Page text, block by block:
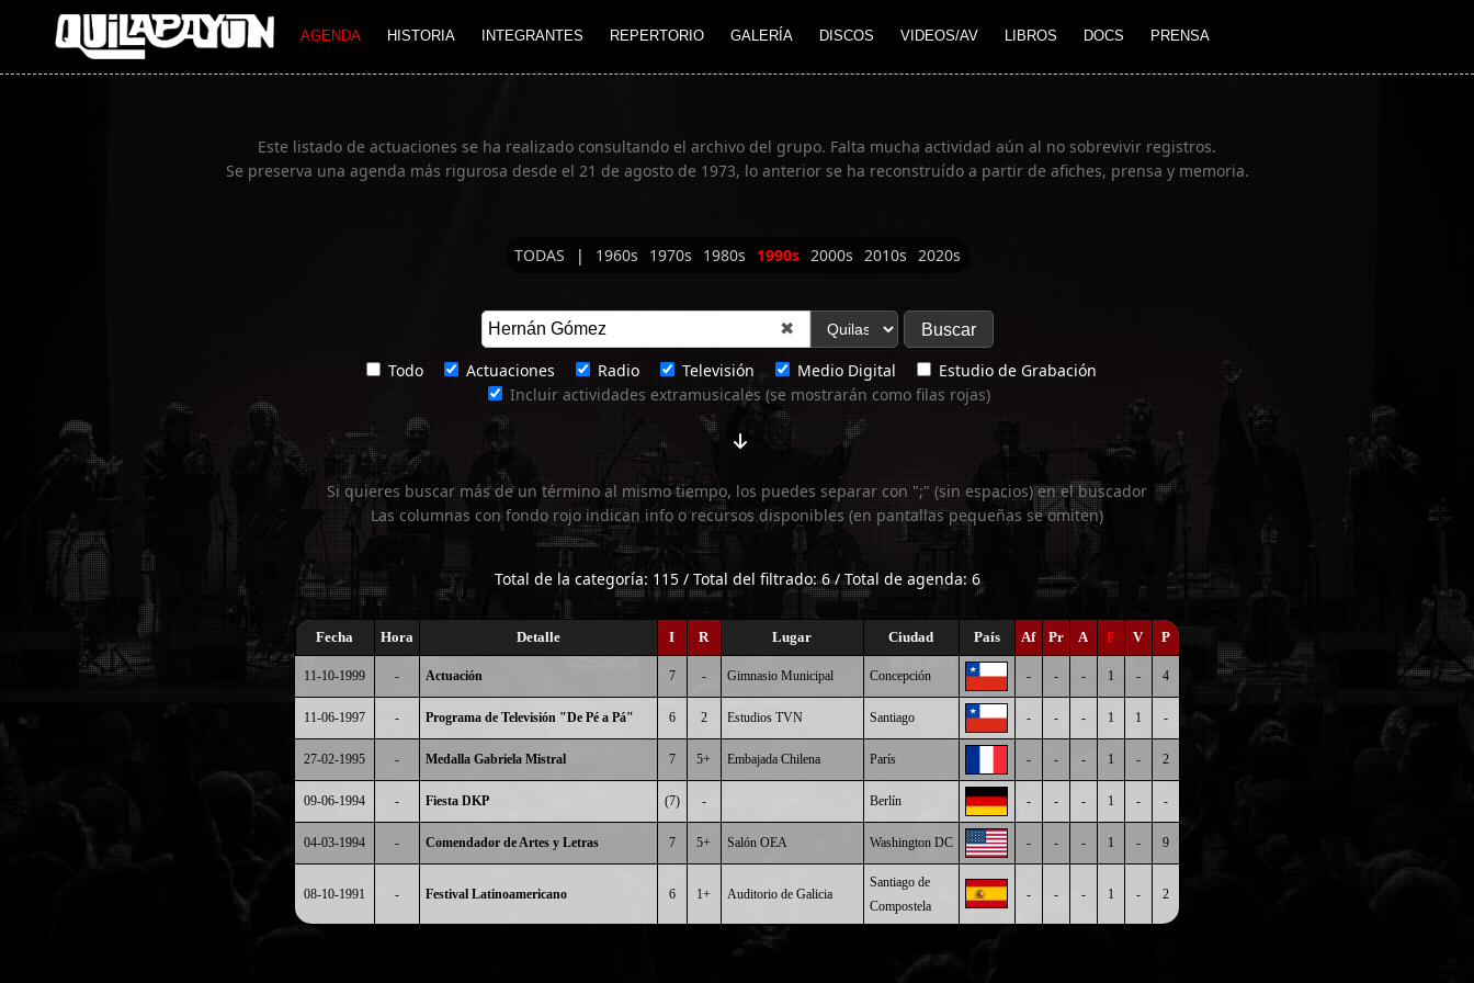
AGENDA HISTORIA INTEGRANTES REPERTORIO GALERÍA DISCOS VIDEOS/AV LIBROS DOCS PRENSA
Imagen 01
Este listado de actuaciones se ha realizado consultando el archivo del grupo. Falta mucha actividad aún al no sobrevivir registros.
Se preserva una agenda más rigurosa desde el 21 de agosto de 1973, lo anterior se ha reconstruído a partir de afiches, prensa y memoria.
TODAS | 1960s 1970s 1980s 1990s 2000s 2010s 2020s
✖
Todo Actuaciones Radio Televisión Medio Digital
Estudio de Grabación
Incluir actividades extramusicales (se mostrarán como filas rojas)
Si quieres buscar más de un término al mismo tiempo, los puedes separar con ";" (sin espacios) en el buscador
Las columnas con fondo rojo indican info o recursos disponibles (en pantallas pequeñas se omiten)
Total de la categoría: 115 / Total del filtrado: 6 / Total de agenda: 6
Fecha Hora Detalle I R Lugar Ciudad País Af Pr A F V P
11-10-1999 - Actuación 7 - Gimnasio Municipal Concepción - - - 1 - 4
11-06-1997 - Programa de Televisión "De Pé a Pá" 6 2 Estudios TVN Santiago - - - 1 1 -
27-02-1995 - Medalla Gabriela Mistral 7 5+ Embajada Chilena París - - - 1 - 2
09-06-1994 - Fiesta DKP (7) - Berlín - - - 1 - -
04-03-1994 - Comendador de Artes y Letras 7 5+ Salón OEA Washington DC - - - 1 - 9
08-10-1991 - Festival Latinoamericano 6 1+ Auditorio de Galicia
Santiago de
Compostela
- - - 1 - 2